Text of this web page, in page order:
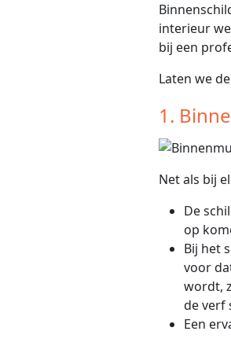
interieur
bij een
Laten we
1.
Net als bij
De
op
Bij het
voor
wordt,
de verf
Een